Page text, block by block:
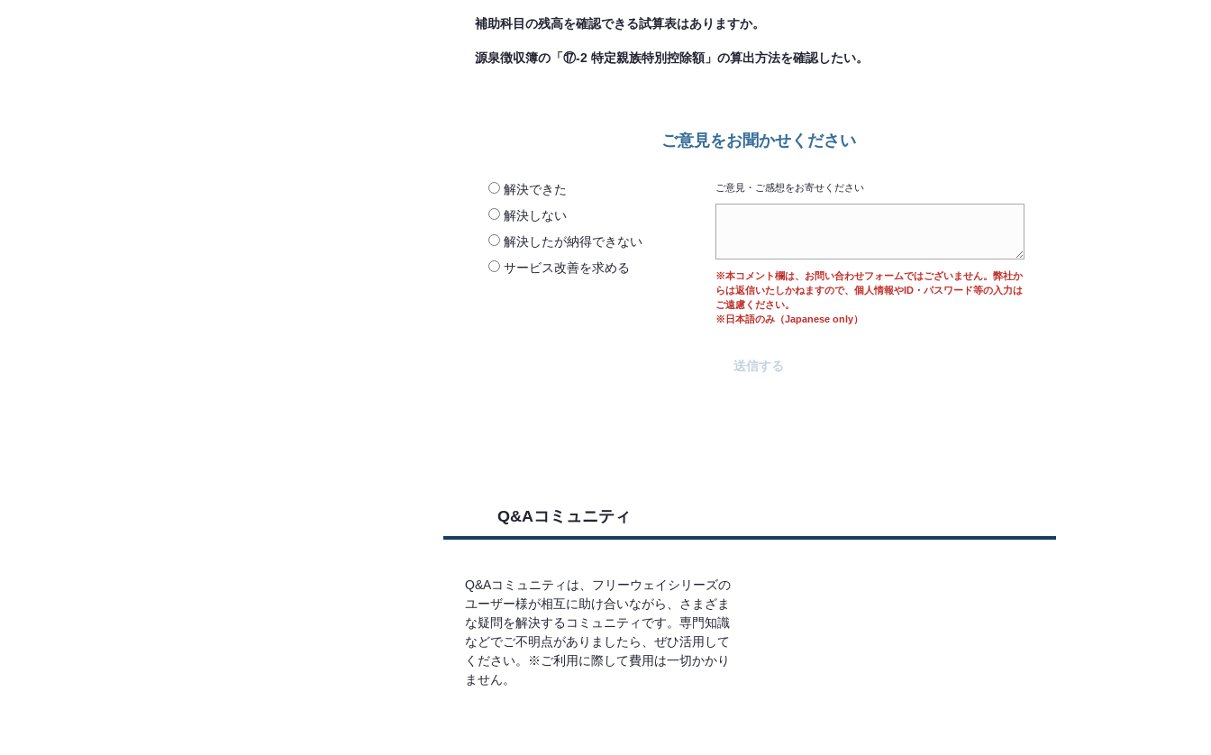
補助科目の残高を確認できる試算表はありますか。
源泉徴収簿の「⑰-2 特定親族特別控除額」の算出方法を確認したい。
ご意見をお聞かせください
解決できた
解決しない
解決したが納得できない
サービス改善を求める
ご意見・ご感想をお寄せください
※本コメント欄は、お問い合わせフォームではございません。弊社か
らは返信いたしかねますので、個人情報やID・パスワード等の入力は
ご遠慮ください。
※日本語のみ（Japanese only）
Q&Aコミュニティ
Q&Aコミュニティは、フリーウェイシリーズの
ユーザー様が相互に助け合いながら、さまざま
な疑問を解決するコミュニティです。専門知識
などでご不明点がありましたら、ぜひ活用して
ください。※ご利用に際して費用は一切かかり
ません。